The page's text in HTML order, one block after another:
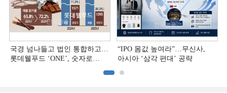
국경 넘나들고 법인 통합하고…
롯데웰푸드 ‘ONE’, 숫자로
“IPO 몸값 높여라”…무신사,
아시아 ‘삼각 편대’ 공략